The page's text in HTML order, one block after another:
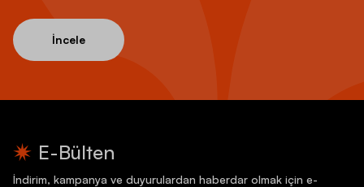
İncele
E-Bülten
İndirim, kampanya ve duyurulardan haberdar olmak için e-